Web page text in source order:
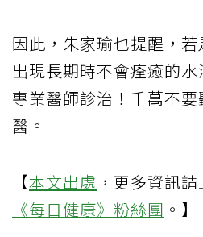
因此，朱家瑜也提醒，
出現長期時不會痊癒的
專業醫師診治！千萬不
醫。
【本文出處 ，更多資訊
《每日健康》粉絲團 。】